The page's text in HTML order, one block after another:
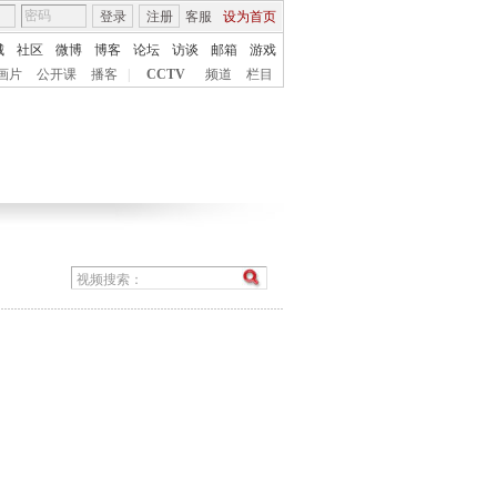
客服 设为首页
登录 注册
社区 微博 博客 论坛 访谈 邮箱
游戏
片
公开课 播客 CCTV 频道 栏目